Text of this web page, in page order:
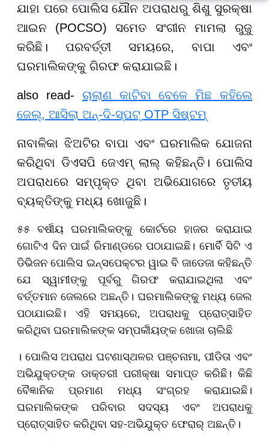
ଯାହା ପରେ ପୋଲିସ ଯୌନ ଅପରାଧରୁ ଶିଶୁ ସୁରକ୍ଷା
ଆଇନ (POCSO) ସମେତ ସଂଗୀନ ମାମଲା ରୁଜୁ
କରିଛି। ପରବର୍ତ୍ତୀ ସମୟରେ, ବାପା ଏବଂ
ଘରମାଲିକଙ୍କୁ ଗିରଫ କରାଯାଇଛି।
also read- ଚାଲାଣ କାଟିବା ବେଳେ ମିଛ କହିଲେ
ଜେଲ୍, ଆସିଲା ଅନ୍-ଦି-ସ୍ପଟ୍ OTP ସିଷ୍ଟମ୍
ନାବାଳିକା ଝିଅଟିର ବାପା ଏବଂ ଘରମାଲିକ ଯୋଜନା
କରିଥିବା ଡିଏସପି ଜେଏମ୍ ଲାଲ୍ କହିଛନ୍ତି। ପୋଲିସ
ଅପରାଧରେ ସମ୍ପୃକ୍ତ ଥିବା ଅଭିଯୋଗରେ ତୃତୀୟ
ବ୍ୟକ୍ତିଙ୍କୁ ମଧ୍ୟ ଖୋଜୁଛି।
୫୫ ବର୍ଷୀୟ ଘରମାଲିକଙ୍କୁ କୋର୍ଟରେ ହାଜର କରାଯାଇ
ଗୋଟିଏ ଦିନ ପାଇଁ ରିମାଣ୍ଡରେ ପଠାଯାଇଛି। ମୋର୍ବି ସିଟି ଏ
ଡିଭିଜନ ପୋଲିସ ଇନ୍ସପେକ୍ଟର ୱାଇ ବି ଜାଡେଜା କହିଛନ୍ତି
ଯେ ସ୍ୱାମୀଙ୍କୁ ପୂର୍ବରୁ ଗିରଫ କରାଯାଇଥିଲା ଏବଂ
ବର୍ତ୍ତମାନ ଜେଲରେ ଅଛନ୍ତି। ଘରମାଲିକଙ୍କୁ ମଧ୍ୟ ଜେଲ
ପଠାଯାଇଛି। ଏହି ସମୟରେ, ଅପରାଧକୁ ପ୍ରୋତ୍ସାହିତ
କରିଥିବା ଘରମାଲିକଙ୍କ ସମ୍ପର୍କୀୟଙ୍କ ଖୋଜା ଚାଲିଛି
। ପୋଲିସ ଅପରାଧ ଘଟଣାସ୍ଥଳର ପଞ୍ଚନାମା, ପୀଡିତା ଏବଂ
ଅଭିଯୁକ୍ତଙ୍କ ଡାକ୍ତରୀ ପରୀକ୍ଷା ସମାପ୍ତ କରିଛି। କିଛି
ବୈଜ୍ଞାନିକ ପ୍ରମାଣ ମଧ୍ୟ ସଂଗ୍ରହ କରାଯାଇଛି।
ଘରମାଲିକଙ୍କ ପରିବାର ସଦସ୍ୟ ଏବଂ ଅପରାଧକୁ
ପ୍ରୋତ୍ସାହିତ କରିଥିବା ସହ-ଅଭିଯୁକ୍ତ ଫେରାର୍ ଅଛନ୍ତି।